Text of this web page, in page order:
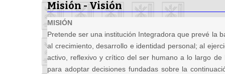
Misión - Visión
MISIÓN
Pretende ser una institución Integradora que prevé la
al crecimiento, desarrollo e identidad personal; al
activo, reflexivo y crítico del ser humano a lo largo
para adoptar decisiones fundadas sobre la